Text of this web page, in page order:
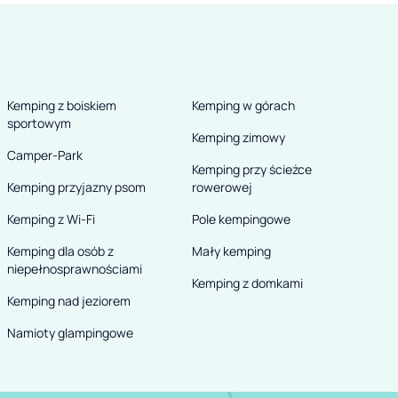
Kemping z boiskiem
sportowym
Camper-Park
Kemping przyjazny psom
Kemping z Wi-Fi
Kemping dla osób z
niepełnosprawnościami
Kemping nad jeziorem
Namioty glampingowe
Kemping w górach
Kemping zimowy
Kemping przy ścieżce
rowerowej
Pole kempingowe
Mały kemping
Kemping z domkami